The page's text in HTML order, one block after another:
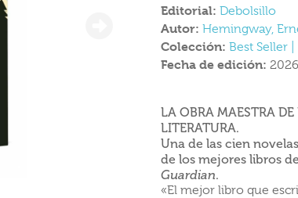
Editorial: Debolsillo
Autor: Hemingway,
Colección: Best Seller
Fecha de edición: 2026
LA OBRA MAESTRA
LITERATURA.
Una de las cien
de los mejores libros
Guardian.
«El mejor libro que